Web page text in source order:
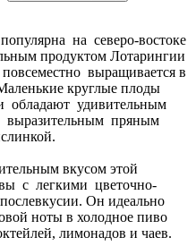
на северо-востоке
продуктом Лотарингии
выращивается в
круглые плоды
обладают удивительным
выразительным пряным
вкусом этой
с легкими цветочно-
Он идеально
ноты в холодное пиво
лимонадов и чаев.